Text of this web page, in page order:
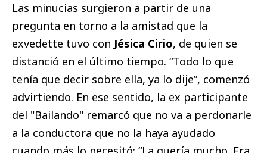
Las minucias surgieron a partir de una
pregunta en torno a la amistad que la
exvedette tuvo con Jésica Cirio, de quien se
distanció en el último tiempo. “Todo lo que
tenía que decir sobre ella, ya lo dije”, comenzó
advirtiendo. En ese sentido, la ex participante
del "Bailando" remarcó que no va a perdonarle
a la conductora que no la haya ayudado